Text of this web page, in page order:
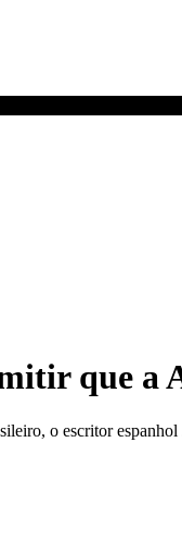
que a
o escritor